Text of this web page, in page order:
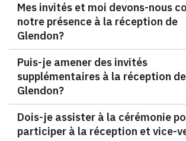
Mes invités et moi devons-nous
notre présence à la réception de
Glendon?
Puis-je amener des invités
supplémentaires à la réception de
Glendon?
Dois-je assister à la cérémonie
participer à la réception et vice-